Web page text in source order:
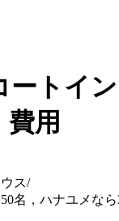
ートイ
用
ス/
名，ハナユメな